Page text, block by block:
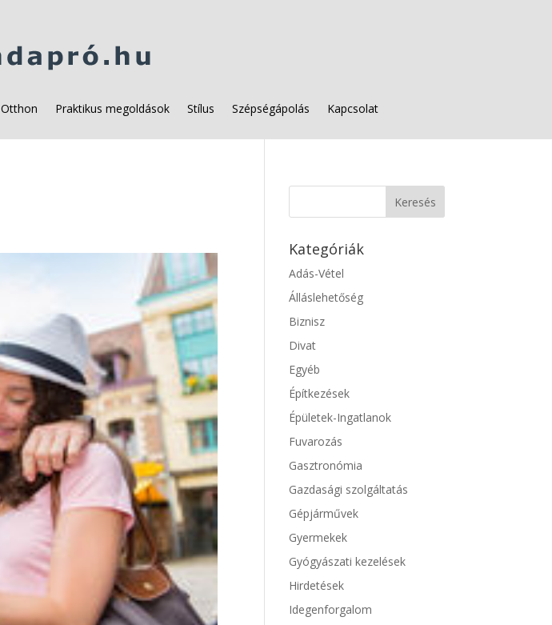
Otthon Praktikus megoldások Stílus Szépségápolás Kapcsolat
Kategóriák
Adás-Vétel
Álláslehetőség
Biznisz
Divat
Egyéb
Építkezések
Épületek-Ingatlanok
Fuvarozás
Gasztronómia
Gazdasági szolgáltatás
Gépjárművek
Gyermekek
Gyógyászati kezelések
Hirdetések
Idegenforgalom